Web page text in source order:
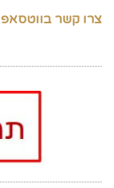
צרו קשר בווטסאפ